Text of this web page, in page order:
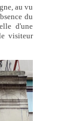
au vu
du
d'une
visiteur